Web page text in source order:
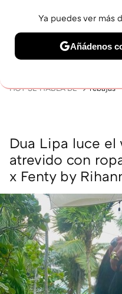
BELLEZA SHOPPING
HOY SE HABLA DE rebajas
Dua Lipa luce el
atrevido con
x Fenty by
Ya puedes ver más
Añádenos